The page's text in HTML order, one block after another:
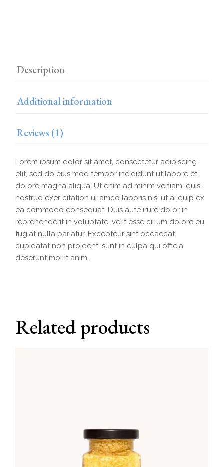
Description
Additional information
Reviews (1)
Lorem ipsum dolor sit amet, consectetur adipiscing
elit, sed do eius mod tempor incididunt ut labore et
dolore magna aliqua. Ut enim ad minim veniam, quis
nostrud exer citation ullamco laboris nisi ut aliquip ex
ea commodo consequat. Duis aute irure dolor in
reprehenderit in voluptate. velit esse cillum dolore eu
fugiat nulla pariatur. Excepteur sint occaecat
cupidatat non proident, sunt in culpa qui officia
deserunt mollit anim.
Related products